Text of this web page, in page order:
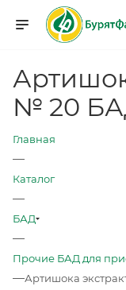
№ 20
Главная
—
Каталог
—
БАД
—
Прочие БАД для
—Артишока